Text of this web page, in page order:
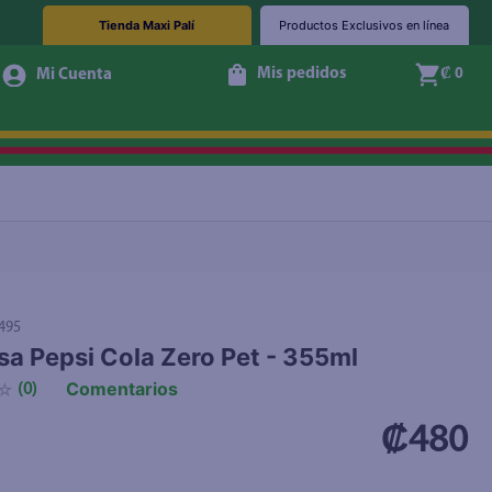
Tienda Maxi Palí Productos Exclusivos en línea
Mis pedidos ₡ 0
Pepsi Cola Zero Pet - 355ml
☆ (0) Comentarios
₡480